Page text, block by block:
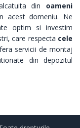
din oameni
acest domeniu. Ne
optim si investim
care respecta cele
servicii de montaj
din depozitul